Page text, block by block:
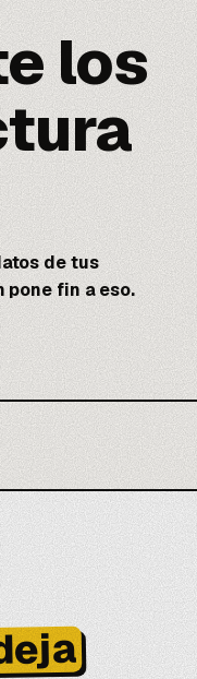
los
de tus
pone fin a eso.